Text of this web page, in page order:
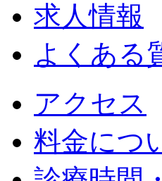
求人情報
よくある
アクセス
料金につ